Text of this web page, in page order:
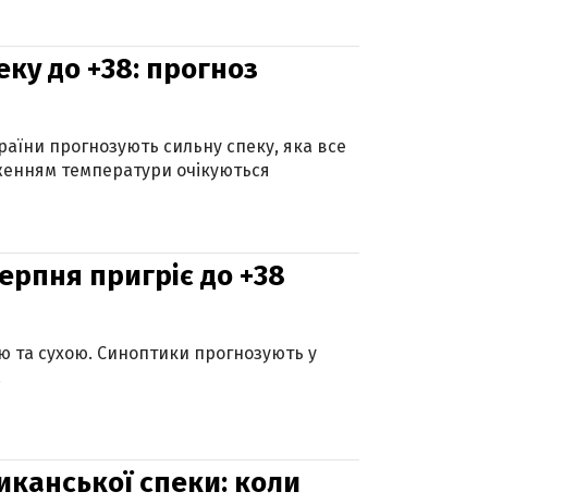
до +38: прогноз
прогнозують сильну спеку, яка все
температури очікуються
пригріє до +38
та сухою. Синоптики прогнозують у
спеки: коли